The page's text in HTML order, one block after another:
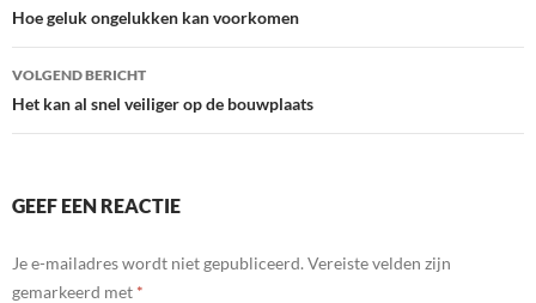
navigatie
Hoe geluk ongelukken kan voorkomen
VOLGEND BERICHT
Het kan al snel veiliger op de bouwplaats
GEEF EEN REACTIE
Je e-mailadres wordt niet gepubliceerd. Vereiste velden zijn
gemarkeerd met *